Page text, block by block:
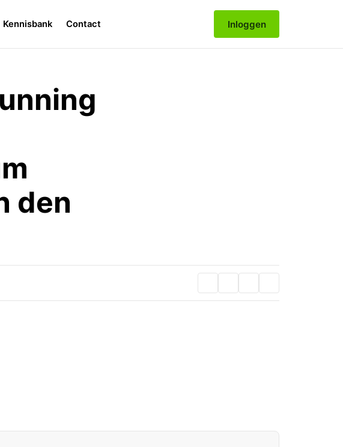
Kennisbank Contact Inloggen
den